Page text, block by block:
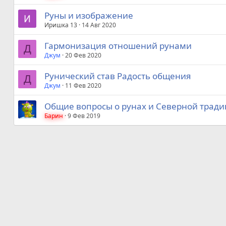
Руны и изображение
Иришка 13 14 Авг 2020
Д Гармонизация отношений рунами
Джум 20 Фев 2020
Д Рунический став Радость общения
Джум 11 Фев 2020
Общие вопросы о рунах и Северной
Барин 9 Фев 2019